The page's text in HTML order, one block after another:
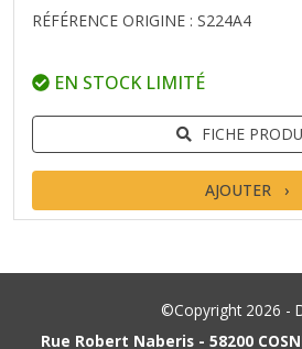
RÉFÉRENCE ORIGINE : S224A4
EN STOCK LIMITÉ
FICHE
AJOUTER
©Copyright 2026 -
Rue Robert Naberis - 58200